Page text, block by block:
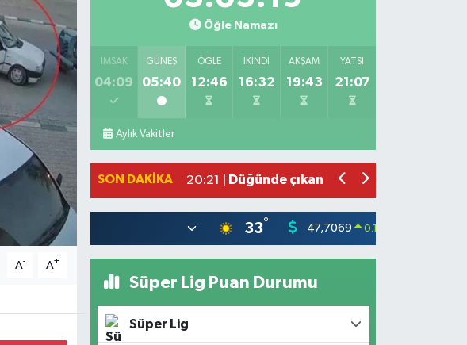
A- A+
Öğle Namazı
İMSAK
04:09
GÜNEŞ
05:40
ÖĞLE
12:46
İKINDI
16:32
AKŞAM
19:43
YATSI
21:07
Aylık Vakitler
SON DAKIKA
10:39 |
Bahçede yaşanan yangında alevler
20:21 |
Düğünde çıkan yangına aldırış
33° 47,7069 0.17
Süper Lig Puan Durumu
Süper Lig